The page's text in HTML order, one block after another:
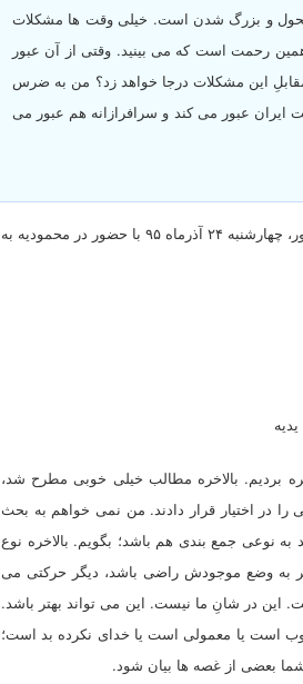
تحول و بزرگ شدن است. خیلی وقت ها مشکلات
رحمت است که می بینید. وقتی از آن عبور
این مشکلات درجا خواهد زد؟ من به ضرس
عبور می کند و سرافرازانه هم عبور می
به گزارش «پايگاه خبري تحليلي رئيس جمهور ما»؛ جمعی از اساتید دانشگاه های سراسر کشور، چهارشنبه ۲۴ آذرماه ۹۵ با حضور در محمودیه به
بردیم. بالاخره مطالب خیلی خوبی مطرح شد،
را در اختیار قرار دادند. من نمی خواهم به بحث
نوعی جمع بندی هم باشد؛ بگویم. بالاخره نوع
به وضع موجودش راضی باشد، دیگر حرکتی می
این در شانِ ما نیست. این می تواند بهتر باشد.
است یا معمولی است یا خدای نکرده بد است؛
بعضی از غصه ها بیان شود.